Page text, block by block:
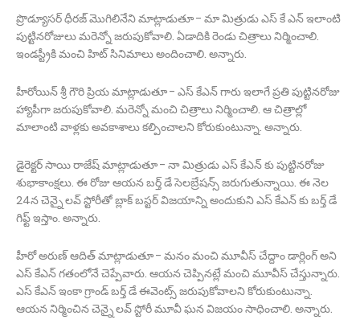
ప్రొడ్యూసర్ ధీరజ్ మొగిలినేని మాట్లాడుతూ - మా మిత్రుడు ఎస్ కే ఎన్ ఇలాంటి
పుట్టినరోజులు మరెన్నో జరుపుకోవాలి. ఏడాదికి రెండు చిత్రాలు నిర్మించాలి.
ఇండస్ట్రీకి మంచి హిట్ సినిమాలు అందించాలి. అన్నారు.
హీరోయిన్ శ్రీ గౌరి ప్రియ మాట్లాడుతూ - ఎస్ కేఎన్ గారు ఇలాగే ప్రతి పుట్టినరోజు
హ్యాపీగా జరుపుకోవాలి. మరెన్నో మంచి చిత్రాలు నిర్మించాలి. ఆ చిత్రాల్లో
మాలాంటి వాళ్లకు అవకాశాలు కల్పించాలని కోరుకుంటున్నా. అన్నారు.
డైరెక్టర్ సాయి రాజేష్ మాట్లాడుతూ - నా మిత్రుడు ఎస్ కేఎన్ కు పుట్టినరోజు
శుభాకాంక్షలు. ఈ రోజు ఆయన బర్త్ డే సెలబ్రేషన్స్ జరుగుతున్నాయి. ఈ నెల
24న చెన్నై లవ్ స్టోరీతో బ్లాక్ బస్టర్ విజయాన్ని అందుకుని ఎస్ కేఎన్ కు బర్త్ డే
గిఫ్ట్ ఇస్తాం. అన్నారు.
హీరో అరుణ్ ఆదిత్ మాట్లాడుతూ - మనం మంచి మూవీస్ చేద్దాం డార్లింగ్ అని
ఎస్ కేఎన్ గతంలోనే చెప్పేవారు. ఆయన చెప్పినట్లే మంచి మూవీస్ చేస్తున్నారు.
ఎస్ కేఎన్ ఇంకా గ్రాండ్ బర్త్ డే ఈవెంట్స్ జరుపుకోవాలని కోరుకుంటున్నా.
ఆయన నిర్మించిన చెన్నై లవ్ స్టోరీ మూవీ ఘన విజయం సాధించాలి. అన్నారు.